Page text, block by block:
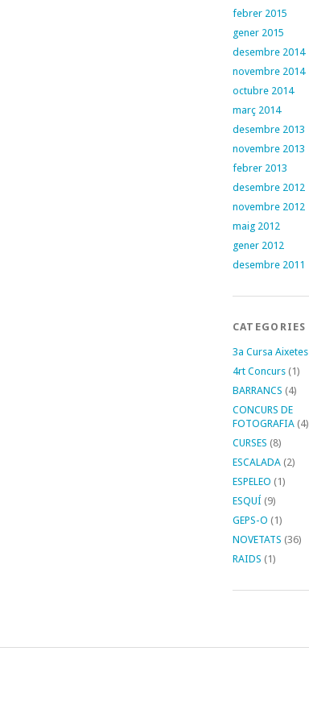
febrer 2015
gener 2015
desembre 2014
novembre 2014
octubre 2014
març 2014
desembre 2013
novembre 2013
febrer 2013
desembre 2012
novembre 2012
maig 2012
gener 2012
desembre 2011
CATEGORIES
3a Cursa Aixetes
4rt Concurs(1)
BARRANCS (4)
CONCURS DE
FOTOGRAFIA(4)
CURSES (8)
ESCALADA(2)
ESPELEO (1)
ESQUÍ (9)
GEPS-O (1)
NOVETATS (36)
RAIDS (1)